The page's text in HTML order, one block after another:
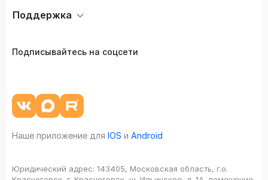
Поддержка
Подписывайтесь на соцсети
Наше приложение для IOS и Android
Юридический адрес: 143405, Московская область, г.о.